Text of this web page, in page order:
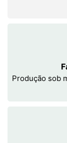
Produção sob